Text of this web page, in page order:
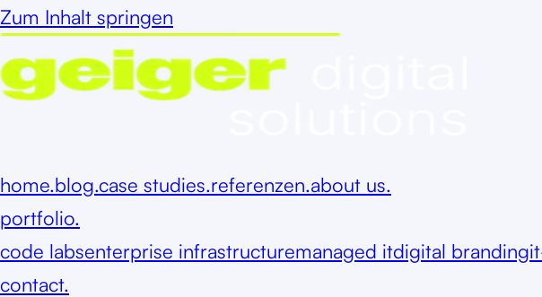
Zum Inhalt springen
home.blog.case studies.referenzen.about us.
portfolio.
code labsenterprise infrastructuremanaged itdigital branding
contact.